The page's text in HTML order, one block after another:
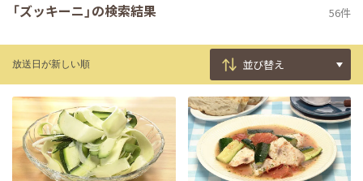
「ズッキーニ」の検索結果 56件
放送日が新しい順